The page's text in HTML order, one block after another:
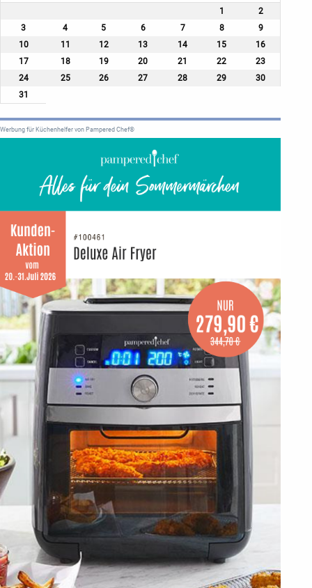
1
2
3
4 5 6 7 8
9
10
11 12 13 14 15
16
17
18 19 20 21 22
23
24
25 26 27 28 29
30
31
Werbung für Küchenhelfer von Pampered Chef®